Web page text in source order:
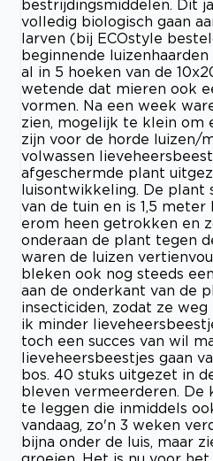
bestrijdingsmiddelen. Dit
volledig biologisch gaan
larven (bij ECOstyle
beginnende
al in 5 hoeken van de
wetende dat mieren ook
vormen. Na een week
zien, mogelijk te klein om
zijn voor de horde luizen/
volwassen
afgeschermde plant
luisontwikkeling. De plant
van de tuin en is 1,5 meter
erom heen getrokken en
onderaan de plant tegen
waren de luizen
bleken ook nog steeds
aan de onderkant van de
insecticiden, zodat ze weg
ik minder
toch een succes van wil
lieveheersbeestjes gaan
bos. 40 stuks uitgezet in
bleven vermeerderen. De
te leggen die inmiddels
vandaag, zo'n 3 weken
bijna onder de luis, maar